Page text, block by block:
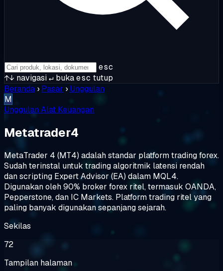
esc
↑↓ navigasi↵ bukaesc tutup
Beranda › Pasar › Unggulan
M
Unggulan Alat Keuangan
Metatrader4
MetaTrader 4 (MT4) adalah standar platform trading forex.
Sudah terinstal untuk trading algoritmik latensi rendah
dan scripting Expert Advisor (EA) dalam MQL4.
Digunakan oleh 90% broker forex ritel, termasuk OANDA,
Pepperstone, dan IC Markets. Platform trading ritel yang
paling banyak digunakan sepanjang sejarah.
Sekilas
72
Tampilan halaman